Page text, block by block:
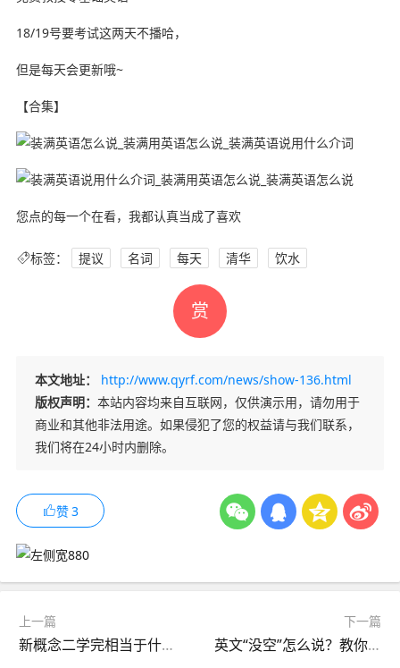
18/19号要考试这两天不播哈，
但是每天会更新哦~
【合集】
您点的每一个在看，我都认真当成了喜欢
标签： 提议 名词 每天 清华 饮水
赏
本文地址：
http://www.qyrf.com/news/show-136.html
版权声明： 本站内容均来自互联网，仅供演示用，请勿用于
商业和其他非法用途。如果侵犯了您的权益请与我们联系，
我们将在24小时内删除。
赞3
上一篇
新概念二学完相当于什么水平?好学吗?
下一篇
英文“没空”怎么说？教你用不同英语表达“没空”